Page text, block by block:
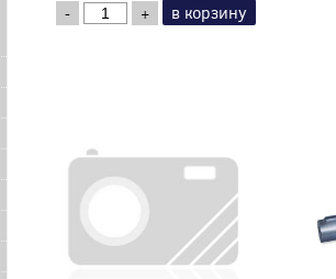
- + в корзину